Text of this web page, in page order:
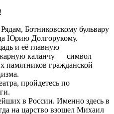
Ботниковскому бульвару
Юрию Долгорукому.
и её главную
каланчу — символ
памятников гражданской
пройдетесь по
в России. Именно здесь в
на царство взошел Михаил